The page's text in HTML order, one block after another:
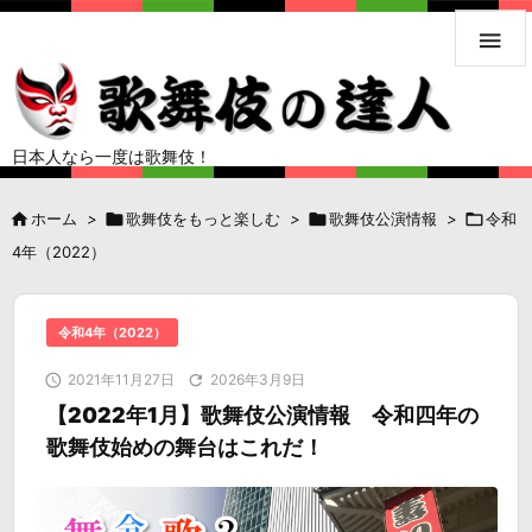
日本人なら一度は歌舞伎！

 ホーム > 歌舞伎をもっと楽しむ > 歌舞伎公演情報 > 令和
4年（2022）
令和4年（2022）
 2021年11月27日  2026年3月9日
【2022年1月】歌舞伎公演情報 令和四年の
歌舞伎始めの舞台はこれだ！